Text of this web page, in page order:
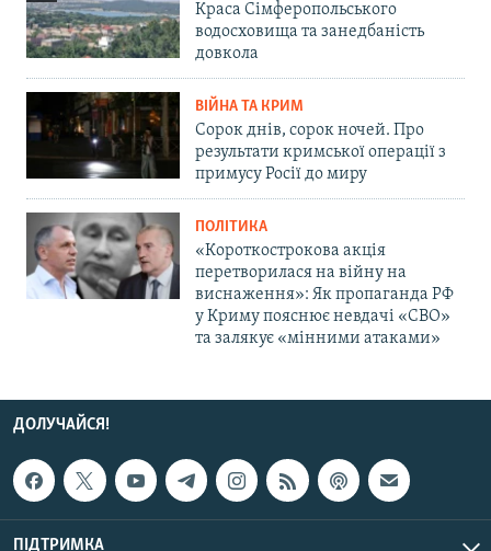
Краса Сімферопольського
водосховища та занедбаність
довкола
ВІЙНА ТА КРИМ
Сорок днів, сорок ночей. Про
результати кримської операції з
примусу Росії до миру
ПОЛІТИКА
«Короткострокова акція
перетворилася на війну на
виснаження»: Як пропаганда РФ
у Криму пояснює невдачі «СВО»
та залякує «мінними атаками»
ДОЛУЧАЙСЯ!
ПІДТРИМКА